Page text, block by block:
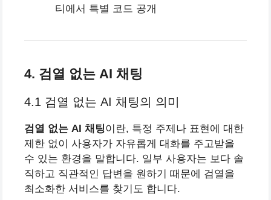
티에서 특별 코드 공개
4. 검열 없는 AI 채팅
4.1 검열 없는 AI 채팅의 의미
검열 없는 AI 채팅이란, 특정 주제나 표현에 대한
제한 없이 사용자가 자유롭게 대화를 주고받을
수 있는 환경을 말합니다. 일부 사용자는 보다 솔
직하고 직관적인 답변을 원하기 때문에 검열을
최소화한 서비스를 찾기도 합니다.